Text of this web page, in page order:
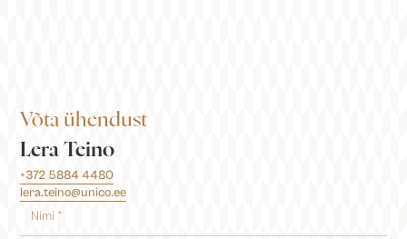
Võta ühendust
Lera Teino
+372 5884 4480
lera.teino@unico.ee